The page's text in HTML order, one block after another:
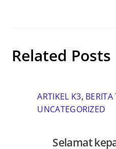
Related Posts
ARTIKEL K3,
UNCATEGORIZED
Selamat